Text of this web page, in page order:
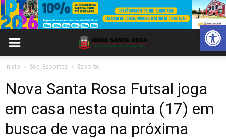
Abrir
Inicio Sec. Esportes Esporte
Nova Santa Rosa Futsal joga
em casa nesta quinta (17) em
busca de vaga na próxima